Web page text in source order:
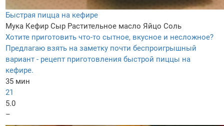
Быстрая пицца на кефире
Мука Кефир Сыр Растительное масло Яйцо Соль
Хотите приготовить что-то сытное, вкусное и несложное?
Предлагаю взять на заметку почти беспроигрышный
вариант - рецепт приготовления быстрой пиццы на
кефире.
35 мин
21
5.0
–